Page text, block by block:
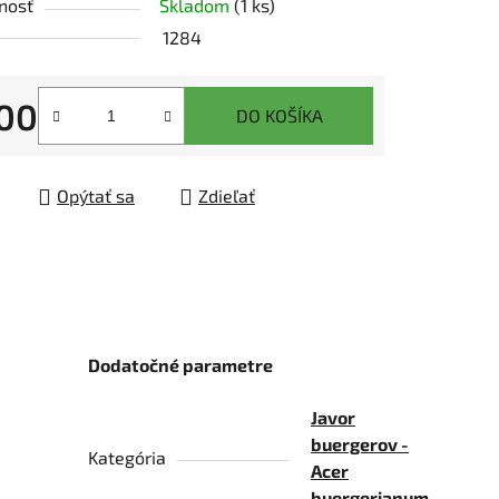
Skladom (1 ks)
1284
cena:
DO KOŠÍKA
Opýtať sa Zdieľať
Dodatočné parametre
Kategória
Javor
buergerov -
Acer